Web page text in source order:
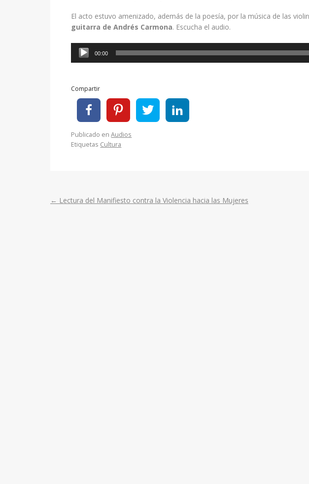
El acto estuvo amenizado, además de la poesía, por la música de las
guitarra de Andrés Carmona. Escucha el audio.
Reproductor
00:00
Compartir
Publicado enAudios
Etiquetas Cultura
Post
← Lectura del Manifiesto contra la Violencia hacia las Mujeres